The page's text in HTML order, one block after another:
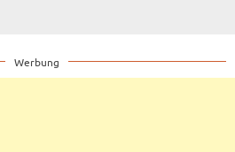
Werbung